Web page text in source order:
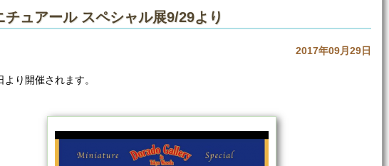
チュアール スペシャル展9/29より
2017年09月29日
り開催されます。